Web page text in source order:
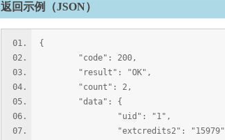
返回示例（JSON）
{
"code": 200,
"result": "OK",
"count": 2,
"data": {
"uid": "1",
"extcredits2": "15979"